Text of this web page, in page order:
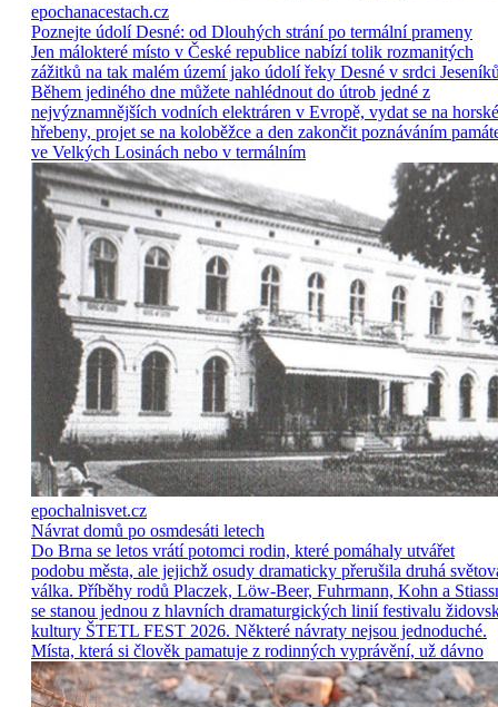
epochanacestach.cz
Poznejte údolí Desné: od Dlouhých strání po termální prameny
Jen málokteré místo v České republice nabízí tolik rozmanitých
zážitků na tak malém území jako údolí řeky Desné v srdci
Během jediného dne můžete nahlédnout do útrob jedné z
nejvýznamnějších vodních elektráren v Evropě, vydat se na horské
hřebeny, projet se na koloběžce a den zakončit poznáváním
ve Velkých Losinách nebo v termálním
epochalnisvet.cz
Návrat domů po osmdesáti letech
Do Brna se letos vrátí potomci rodin, které pomáhaly utvářet
podobu města, ale jejichž osudy dramaticky přerušila druhá
válka. Příběhy rodů Placzek, Löw-Beer, Fuhrmann, Kohn a
se stanou jednou z hlavních dramaturgických linií festivalu
kultury ŠTETL FEST 2026. Některé návraty nejsou jednoduché.
Místa, která si člověk pamatuje z rodinných vyprávění, už dávno